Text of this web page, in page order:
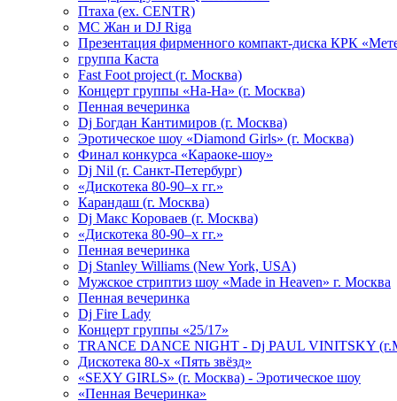
Птаха (ex. CENTR)
МС Жан и DJ Riga
Презентация фирменного компакт-диска КРК
группа Каста
Fast Foot project (г. Москва)
Концерт группы «На-На» (г. Москва)
Пенная вечеринка
Dj Богдан Кантимиров (г. Москва)
Эротическое шоу «Diamond Girls» (г. Москва)
Финал конкурса «Караоке-шоу»
Dj Nil (г. Санкт-Петербург)
«Дискотека 80-90–х гг.»
Карандаш (г. Москва)
Dj Макс Короваев (г. Москва)
«Дискотека 80-90–х гг.»
Пенная вечеринка
Dj Stanley Williams (New York, USA)
Мужское стриптиз шоу «Made in Heaven» г. Москва
Пенная вечеринка
Dj Fire Lady
Концерт группы «25/17»
TRANCE DANCE NIGHT - Dj PAUL VINITSKY
Дискотека 80-х «Пять звёзд»
«SEXY GIRLS» (г. Москва) - Эротическое шоу
«Пенная Вечеринка»